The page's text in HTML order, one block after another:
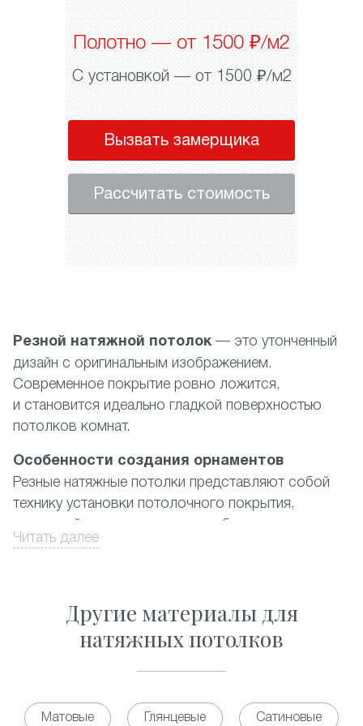
Полотно — от 1500 ₽/м2
С установкой — от 1500 ₽/м2
Вызвать замерщика
Рассчитать стоимость
Резной натяжной потолок — это утонченный
дизайн с оригинальным изображением.
Современное покрытие ровно ложится,
и становится идеально гладкой поверхностью
потолков комнат.
Особенности создания орнаментов
Резные натяжные потолки представляют собой
технику установки потолочного покрытия,
в которой используются два и более полотна
ПВХ-материала, где наружный имеет
из дополняющих друг друга цветов. Орнамент
правильных геометрических фигур разных
размеров. Существующий на данный момент
из них, а также ответ на вопрос, сколько стоит
Читать далее
Другие материалы для
натяжных потолков
Матовые Глянцевые Сатиновые